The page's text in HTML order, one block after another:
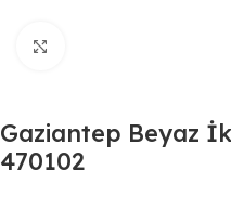
Gaziantep Beyaz
470102